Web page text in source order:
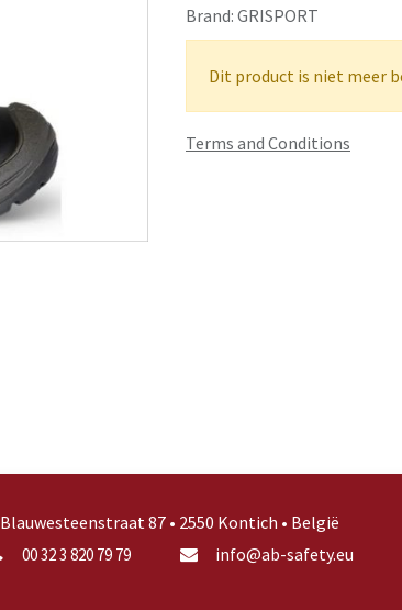
Brand: GRISPORT
Dit product is niet meer
Terms and Conditions
Blauwesteenstraat 87 • 2550 Kontich • België
00 32 3 820 79 79 info@ab-safety.eu